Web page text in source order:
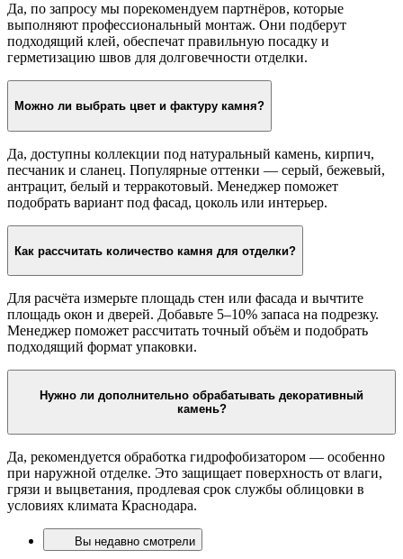
Да, по запросу мы порекомендуем партнёров, которые
выполняют профессиональный монтаж. Они подберут
подходящий клей, обеспечат правильную посадку и
герметизацию швов для долговечности отделки.
Можно ли выбрать цвет и фактуру камня?
Да, доступны коллекции под натуральный камень, кирпич,
песчаник и сланец. Популярные оттенки — серый, бежевый,
антрацит, белый и терракотовый. Менеджер поможет
подобрать вариант под фасад, цоколь или интерьер.
Как рассчитать количество камня для отделки?
Для расчёта измерьте площадь стен или фасада и вычтите
площадь окон и дверей. Добавьте 5–10% запаса на подрезку.
Менеджер поможет рассчитать точный объём и подобрать
подходящий формат упаковки.
Нужно ли дополнительно обрабатывать декоративный
камень?
Да, рекомендуется обработка гидрофобизатором — особенно
при наружной отделке. Это защищает поверхность от влаги,
грязи и выцветания, продлевая срок службы облицовки в
условиях климата Краснодара.
Вы недавно смотрели